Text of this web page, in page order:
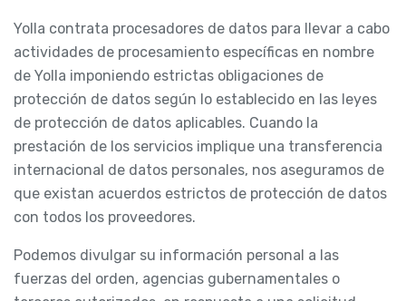
Yolla contrata procesadores de datos para llevar a cabo
actividades de procesamiento específicas en nombre
de Yolla imponiendo estrictas obligaciones de
protección de datos según lo establecido en las leyes
de protección de datos aplicables. Cuando la
prestación de los servicios implique una transferencia
internacional de datos personales, nos aseguramos de
que existan acuerdos estrictos de protección de datos
con todos los proveedores.
Podemos divulgar su información personal a las
fuerzas del orden, agencias gubernamentales o